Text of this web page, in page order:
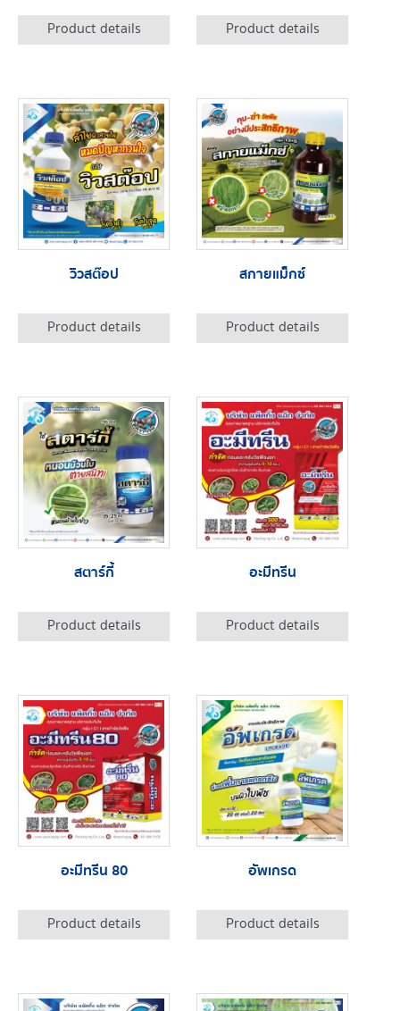
Product details Product details
วิวสต๊อป
Product details
สกายแม็กซ์
Product details
สตาร์กี้
Product details
อะมีทรีน
Product details
อะมีทรีน 80
Product details
อัพเกรด
Product details